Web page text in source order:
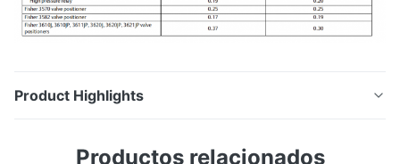
Product Highlights
se utiliza junto con un posicionador en una válvula de
Productos relacionados